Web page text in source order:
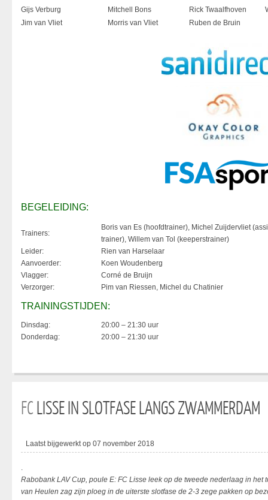
Gijs Verburg
Mitchell Bons Rick Twaalfhoven
Jim van Vliet
Morris van Vliet Ruben de Bruin
BEGELEIDING:
Trainers:
Boris van Es (hoofdtrainer), Michel Zuijdervliet
trainer), Willem van Tol (keeperstrainer)
Leider:
Rien van Harselaar
Aanvoerder:
Koen Woudenberg
Vlagger:
Corné de Bruijn
Verzorger:
Pim van Riessen, Michel du Chatinier
TRAININGSTIJDEN:
Dinsdag:
20:00 – 21:30 uur
Donderdag:
20:00 – 21:30 uur
FCLISSE IN SLOTFASE LANGS ZWAMMERDAM
Laatst bijgewerkt op 07 november 2018
.
Rabobank LAV Cup, poule E: FC Lisse leek op de tweede nederlaag in het
van Heulen zag zijn ploeg in de uiterste slotfase de 2-3 zege pakken op